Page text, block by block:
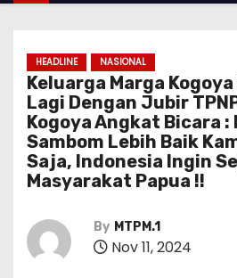
HEADLINE NASIONAL
Keluarga Marga
Lagi Dengan Jubir
Kogoya Angkat Bicara :
Sambom Lebih Baik
Saja, Indonesia Ingin
Masyarakat Papua !!
By MTPM.1
Nov 11, 2024